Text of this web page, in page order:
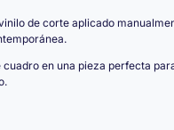
de corte aplicado
en una pieza perfecta